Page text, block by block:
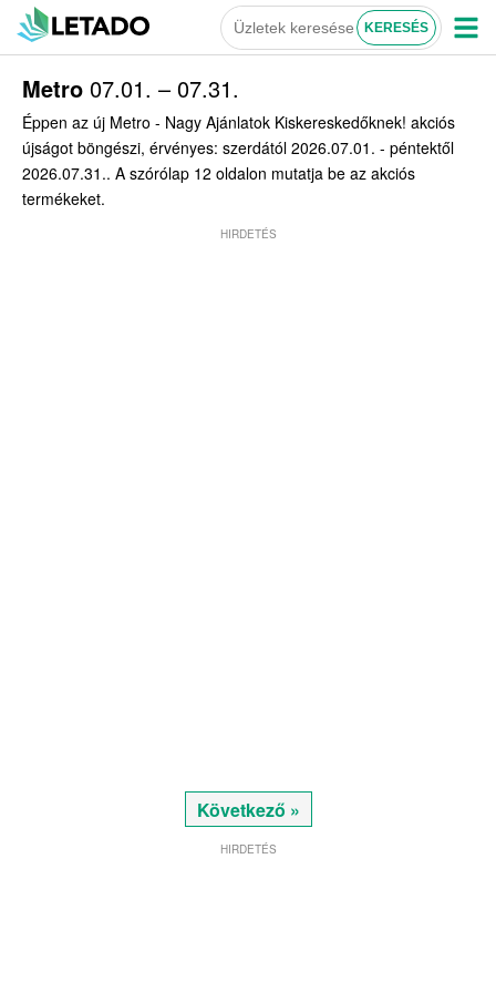
Metro 07.01. – 07.31.
Éppen az új Metro - Nagy Ajánlatok Kiskereskedőknek! akciós
újságot böngészi, érvényes: szerdától 2026.07.01. - péntektől
2026.07.31.. A szórólap 12 oldalon mutatja be az akciós
termékeket.
HIRDETÉS
Következő »
HIRDETÉS